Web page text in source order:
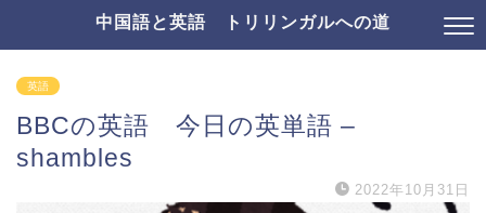
中国語と英語 トリリンガルへの道
英語
BBCの英語 今日の英単語 –
shambles
2022年10月31日